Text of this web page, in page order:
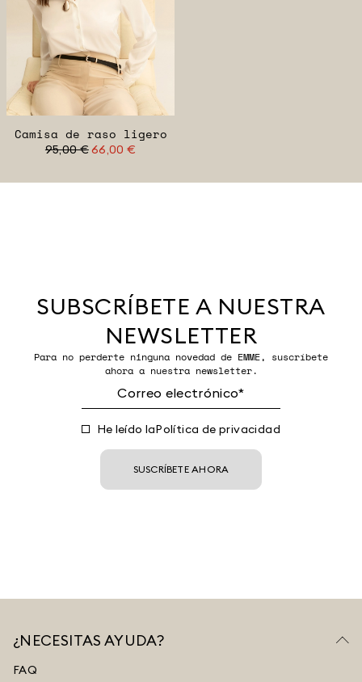
Camisa de raso ligero
95,00 €66,00 €
SUBSCRÍBETE A NUESTRA
NEWSLETTER
Para no perderte ninguna novedad de EMME, suscríbete
ahora a nuestra newsletter.
He leído laPolítica de privacidad
SUSCRÍBETE AHORA
¿NECESITAS AYUDA?
FAQ